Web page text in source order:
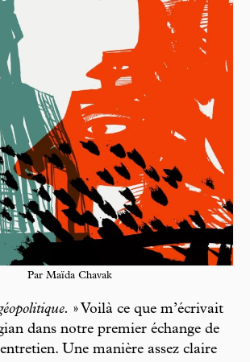
Par Maïda Chavak
» Voilà ce que m’écrivait
dans notre premier échange de
Une manière assez claire